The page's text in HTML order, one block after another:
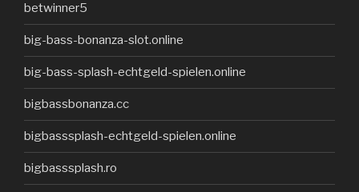
betwinner5
big-bass-bonanza-slot.online
big-bass-splash-echtgeld-spielen.online
bigbassbonanza.cc
bigbasssplash-echtgeld-spielen.online
bigbasssplash.ro